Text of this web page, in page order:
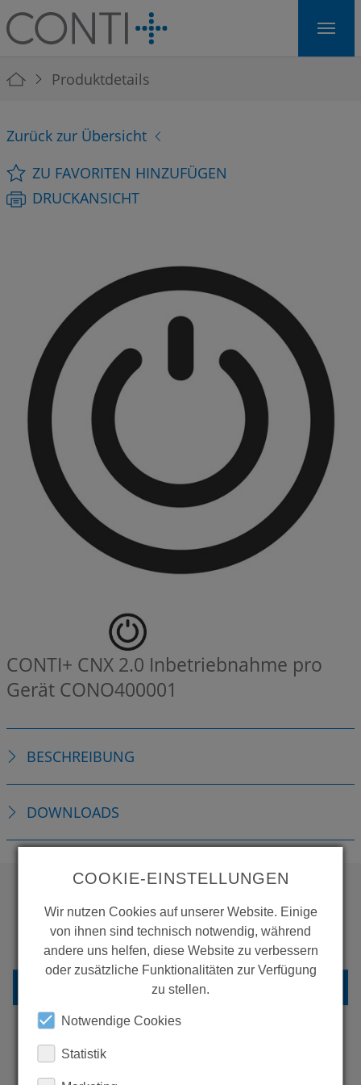
Skip to main navigation
Skip to main content
Skip to page footer
You are here:
Produktdetails
Zurück zur Übersicht
ZU FAVORITEN HINZUFÜGEN
DRUCKANSICHT
CONTI+ CNX 2.0 Inbetriebnahme pro
Gerät CONO400001
BESCHREIBUNG
DOWNLOADS
WOLLEN SIE MEHR
PRODUKTE SEHEN?
ZURÜCK ZUR ÜBERSICHT
COOKIE-EINSTELLUNGEN
Wir nutzen Cookies auf unserer Website. Einige
von ihnen sind technisch notwendig, während
andere uns helfen, diese Website zu verbessern
oder zusätzliche Funktionalitäten zur Verfügung
zu stellen.
Notwendige Cookies
Statistik